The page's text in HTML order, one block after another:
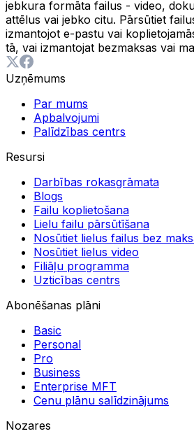
jebkura formāta failus - video,
attēlus vai jebko citu. Pārsūtiet
izmantojot e-pastu vai
tā, vai izmantojat bezmaksas vai
Uzņēmums
Par mums
Apbalvojumi
Palīdzības centrs
Resursi
Darbības rokasgrāmata
Blogs
Failu koplietošana
Lielu failu pārsūtīšana
Nosūtiet lielus failus bez
Nosūtiet lielus video
Filiāļu programma
Uzticības centrs
Abonēšanas plāni
Basic
Personal
Pro
Business
Enterprise MFT
Cenu plānu salīdzinājums
Nozares